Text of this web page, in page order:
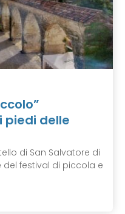
piedi delle
di San Salvatore di
del festival di piccola e